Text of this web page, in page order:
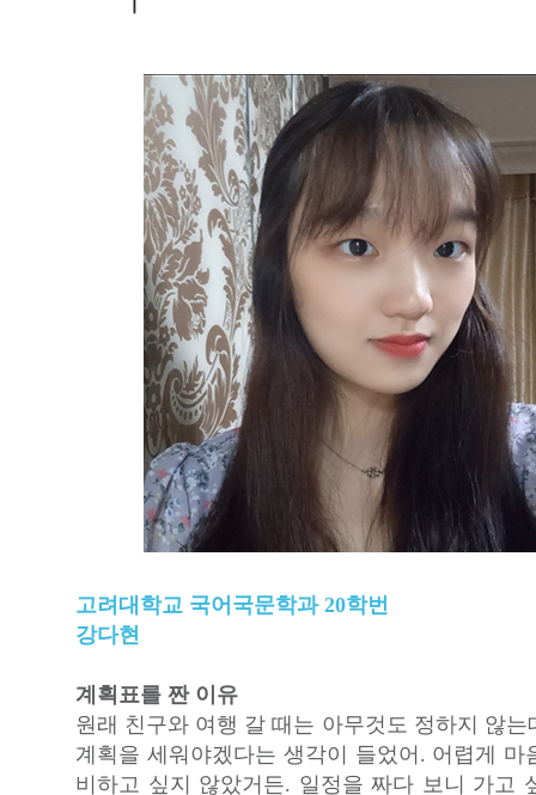
고려대학교 국어국문학과 20학번
강다현
계획표를 짠 이유
원래 친구와 여행 갈 때는 아무것도 정하지 않는
계획을 세워야겠다는 생각이 들었어. 어렵게 마
비하고 싶지 않았거든. 일정을 짜다 보니 가고